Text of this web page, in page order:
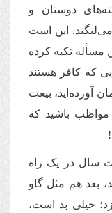
دوستان و
این است
تکیه کرده
که کافر هستند
آورده‌اید، بیعت
مواظب باشید که
سال در یک راه
بعد هم مثل گاو
خیلی بد است،